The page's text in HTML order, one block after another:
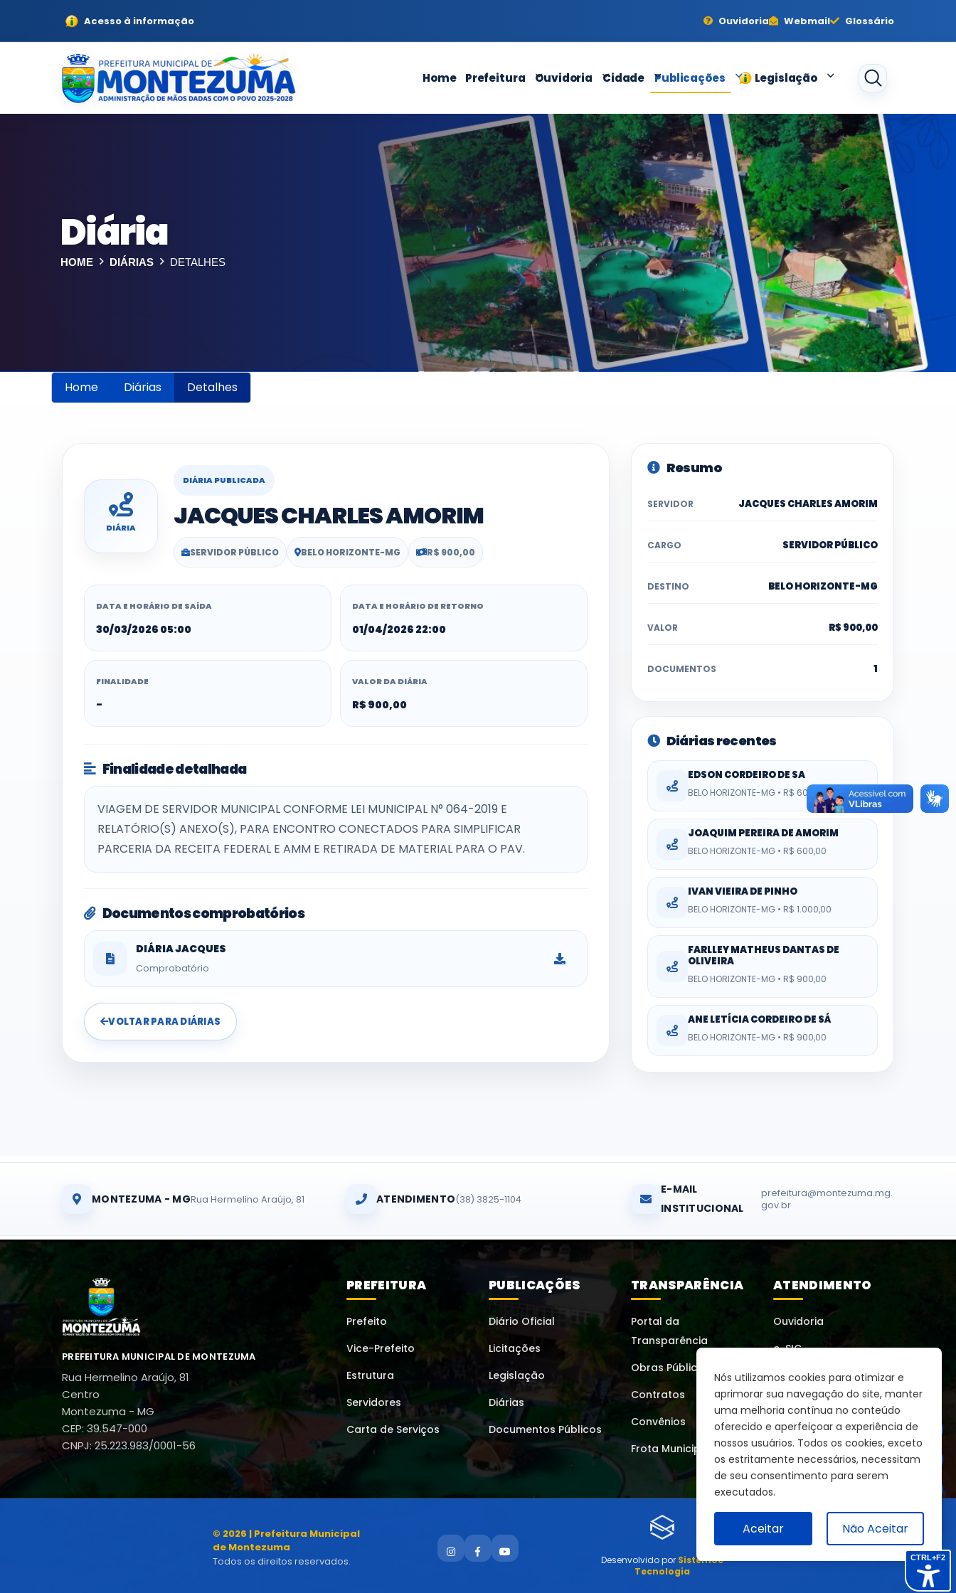
CTRL+F2
Nós utilizamos cookies para otimizar e
aprimorar sua navegação do site, manter
uma melhoria contínua no conteúdo
oferecido e aperfeiçoar a experiência de
nossos usuários. Todos os cookies, exceto
os estritamente necessários, necessitam
de seu consentimento para serem
executados.
Aceitar Não Aceitar
Acesso à informação Ouvidoria Webmail Glossário
Home Prefeitura Ouvidoria Cidade Publicações Legislação
Diária
HOME DIÁRIAS DETALHES
Home Diárias Detalhes
DIÁRIA
DIÁRIA PUBLICADA
JACQUES CHARLES AMORIM
SERVIDOR PÚBLICO BELO HORIZONTE-MG R$ 900,00
DATA E HORÁRIO DE SAÍDA
30/03/2026 05:00
DATA E HORÁRIO DE RETORNO
01/04/2026 22:00
FINALIDADE
-
VALOR DA DIÁRIA
R$ 900,00
Finalidade detalhada
VIAGEM DE SERVIDOR MUNICIPAL CONFORME LEI MUNICIPAL N° 064-2019 E
RELATÓRIO(S) ANEXO(S), PARA ENCONTRO CONECTADOS PARA SIMPLIFICAR
PARCERIA DA RECEITA FEDERAL E AMM E RETIRADA DE MATERIAL PARA O PAV.
Documentos comprobatórios
DIÁRIA JACQUES
Comprobatório
VOLTAR PARA DIÁRIAS
Resumo
SERVIDOR JACQUES CHARLES AMORIM
CARGO SERVIDOR PÚBLICO
DESTINO BELO HORIZONTE-MG
VALOR R$ 900,00
DOCUMENTOS 1
Diárias recentes
EDSON CORDEIRO DE SA
BELO HORIZONTE-MG • R$ 600,00
JOAQUIM PEREIRA DE AMORIM
BELO HORIZONTE-MG • R$ 600,00
IVAN VIEIRA DE PINHO
BELO HORIZONTE-MG • R$ 1.000,00
FARLLEY MATHEUS DANTAS DE
OLIVEIRA
BELO HORIZONTE-MG • R$ 900,00
ANE LETÍCIA CORDEIRO DE SÁ
BELO HORIZONTE-MG • R$ 900,00
MONTEZUMA - MGRua Hermelino Araújo, 81 ATENDIMENTO(38) 3825-1104
E-MAIL
INSTITUCIONAL
prefeitura@montezuma.mg.
gov.br
PREFEITURA MUNICIPAL DE MONTEZUMA
Rua Hermelino Araújo, 81
Centro
Montezuma - MG
CEP: 39.547-000
CNPJ: 25.223.983/0001-56
PREFEITURA
Prefeito
Vice-Prefeito
Estrutura
Servidores
Carta de Serviços
PUBLICAÇÕES
Diário Oficial
Licitações
Legislação
Diárias
Documentos Públicos
TRANSPARÊNCIA
Portal da
Transparência
Obras Públicas
Contratos
Convênios
Frota Municipal
ATENDIMENTO
Ouvidoria
e-SIC
Perguntas Frequentes
Links Úteis
Mapa do Site
© 2026 | Prefeitura Municipal
de Montezuma
Todos os direitos reservados.
Desenvolvido por Sistemoc
Tecnologia